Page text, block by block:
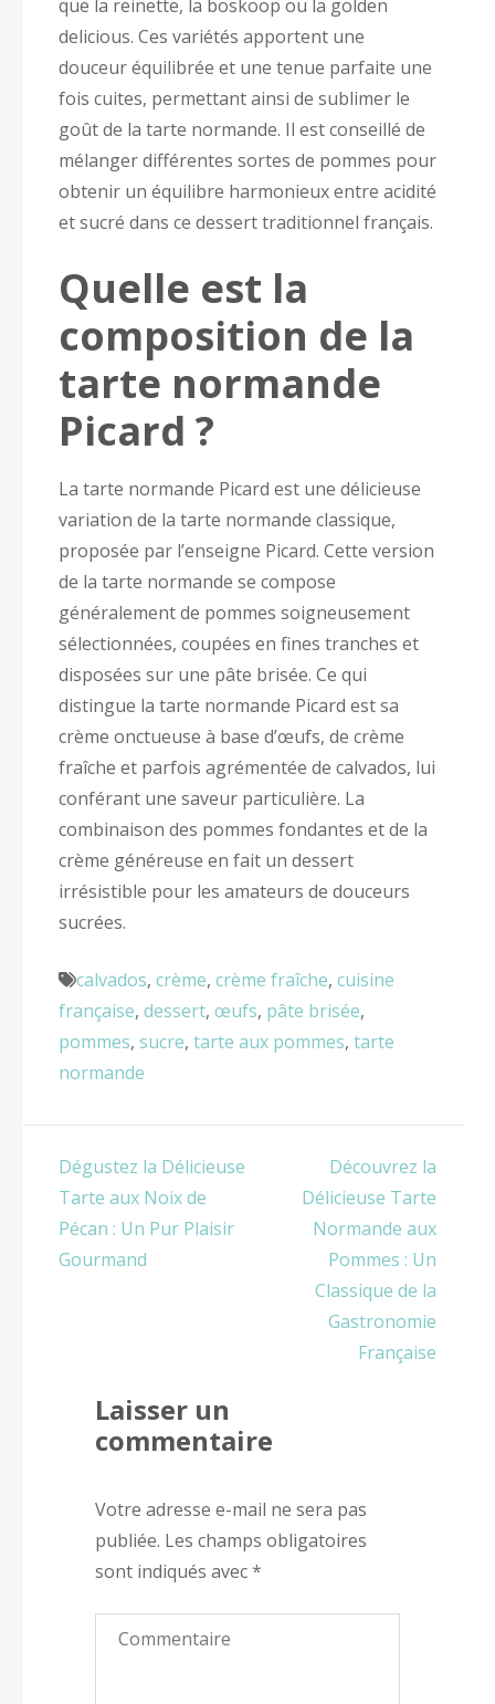
que la reinette, la boskoop ou la golden
delicious. Ces variétés apportent une
douceur équilibrée et une tenue parfaite une
fois cuites, permettant ainsi de sublimer le
goût de la tarte normande. Il est conseillé de
mélanger différentes sortes de pommes pour
obtenir un équilibre harmonieux entre acidité
et sucré dans ce dessert traditionnel français.
Quelle est la
composition de la
tarte normande
Picard ?
La tarte normande Picard est une délicieuse
variation de la tarte normande classique,
proposée par l’enseigne Picard. Cette version
de la tarte normande se compose
généralement de pommes soigneusement
sélectionnées, coupées en fines tranches et
disposées sur une pâte brisée. Ce qui
distingue la tarte normande Picard est sa
crème onctueuse à base d’œufs, de crème
fraîche et parfois agrémentée de calvados, lui
conférant une saveur particulière. La
combinaison des pommes fondantes et de la
crème généreuse en fait un dessert
irrésistible pour les amateurs de douceurs
sucrées.
calvados, crème, crème fraîche, cuisine
française, dessert, œufs, pâte brisée,
pommes, sucre, tarte aux pommes, tarte
normande
Navigation
de
l’article
Dégustez la Délicieuse
Tarte aux Noix de
Pécan : Un Pur Plaisir
Gourmand
Découvrez la
Délicieuse Tarte
Normande aux
Pommes : Un
Classique de la
Gastronomie
Française
Laisser un
commentaire
Votre adresse e-mail ne sera pas
publiée. Les champs obligatoires
sont indiqués avec*